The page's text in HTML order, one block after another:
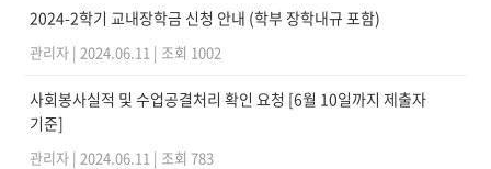
2024-2학기 교내장학금 신청 안내 (학부 장학내규 포함)
관리자 | 2024.06.11 | 조회 1002
사회봉사실적 및 수업공결처리 확인 요청 [6월 10일까지 제출자
기준]
관리자 | 2024.06.11 | 조회 783